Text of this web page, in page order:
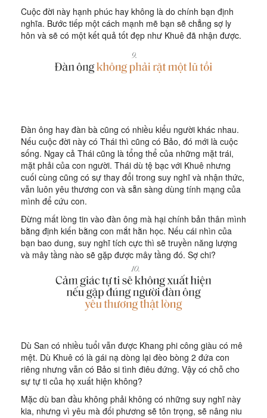
Cuộc đời này hạnh phúc hay không là do chính bạn định
nghĩa. Bước tiếp một cách mạnh mẽ bạn sẽ chẳng sợ ly
hôn và sẽ có một kết quả tốt đẹp như Khuê đã nhận được.
Đàn ông hay đàn bà cũng có nhiều kiểu người khác nhau.
Nếu cuộc đời này có Thái thì cũng có Bảo, đó mới là cuộc
sống. Ngay cả Thái cũng là tổng thể của những mặt trái,
mặt phải của con người. Thái dù tệ bạc với Khuê nhưng
cuối cùng cũng có sự thay đổi trong suy nghĩ và nhận thức,
vẫn luôn yêu thương con và sẵn sàng dùng tính mạng của
mình để cứu con.
Đừng mất lòng tin vào đàn ông mà hại chính bản thân mình
bằng định kiến bằng con mắt hằn học. Nếu cái nhìn của
bạn bao dung, suy nghĩ tích cực thì sẽ truyền năng lượng
và mây tầng nào sẽ gặp được mây tầng đó. Sợ chi?
Dù San có nhiều tuổi vẫn được Khang phi công giàu có mê
mệt. Dù Khuê có là gái nạ dòng lại đèo bòng 2 đứa con
riêng nhưng vẫn có Bảo si tình điêu đứng. Vậy có chỗ cho
sự tự ti của họ xuất hiện không?
Mặc dù ban đầu không phải không có những suy nghĩ này
kia, nhưng vì yêu mà đối phương sẽ tôn trọng, sẽ nâng niu